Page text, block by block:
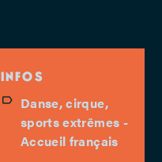
INFOS
Danse, cirque,
sports extrêmes -
Accueil français